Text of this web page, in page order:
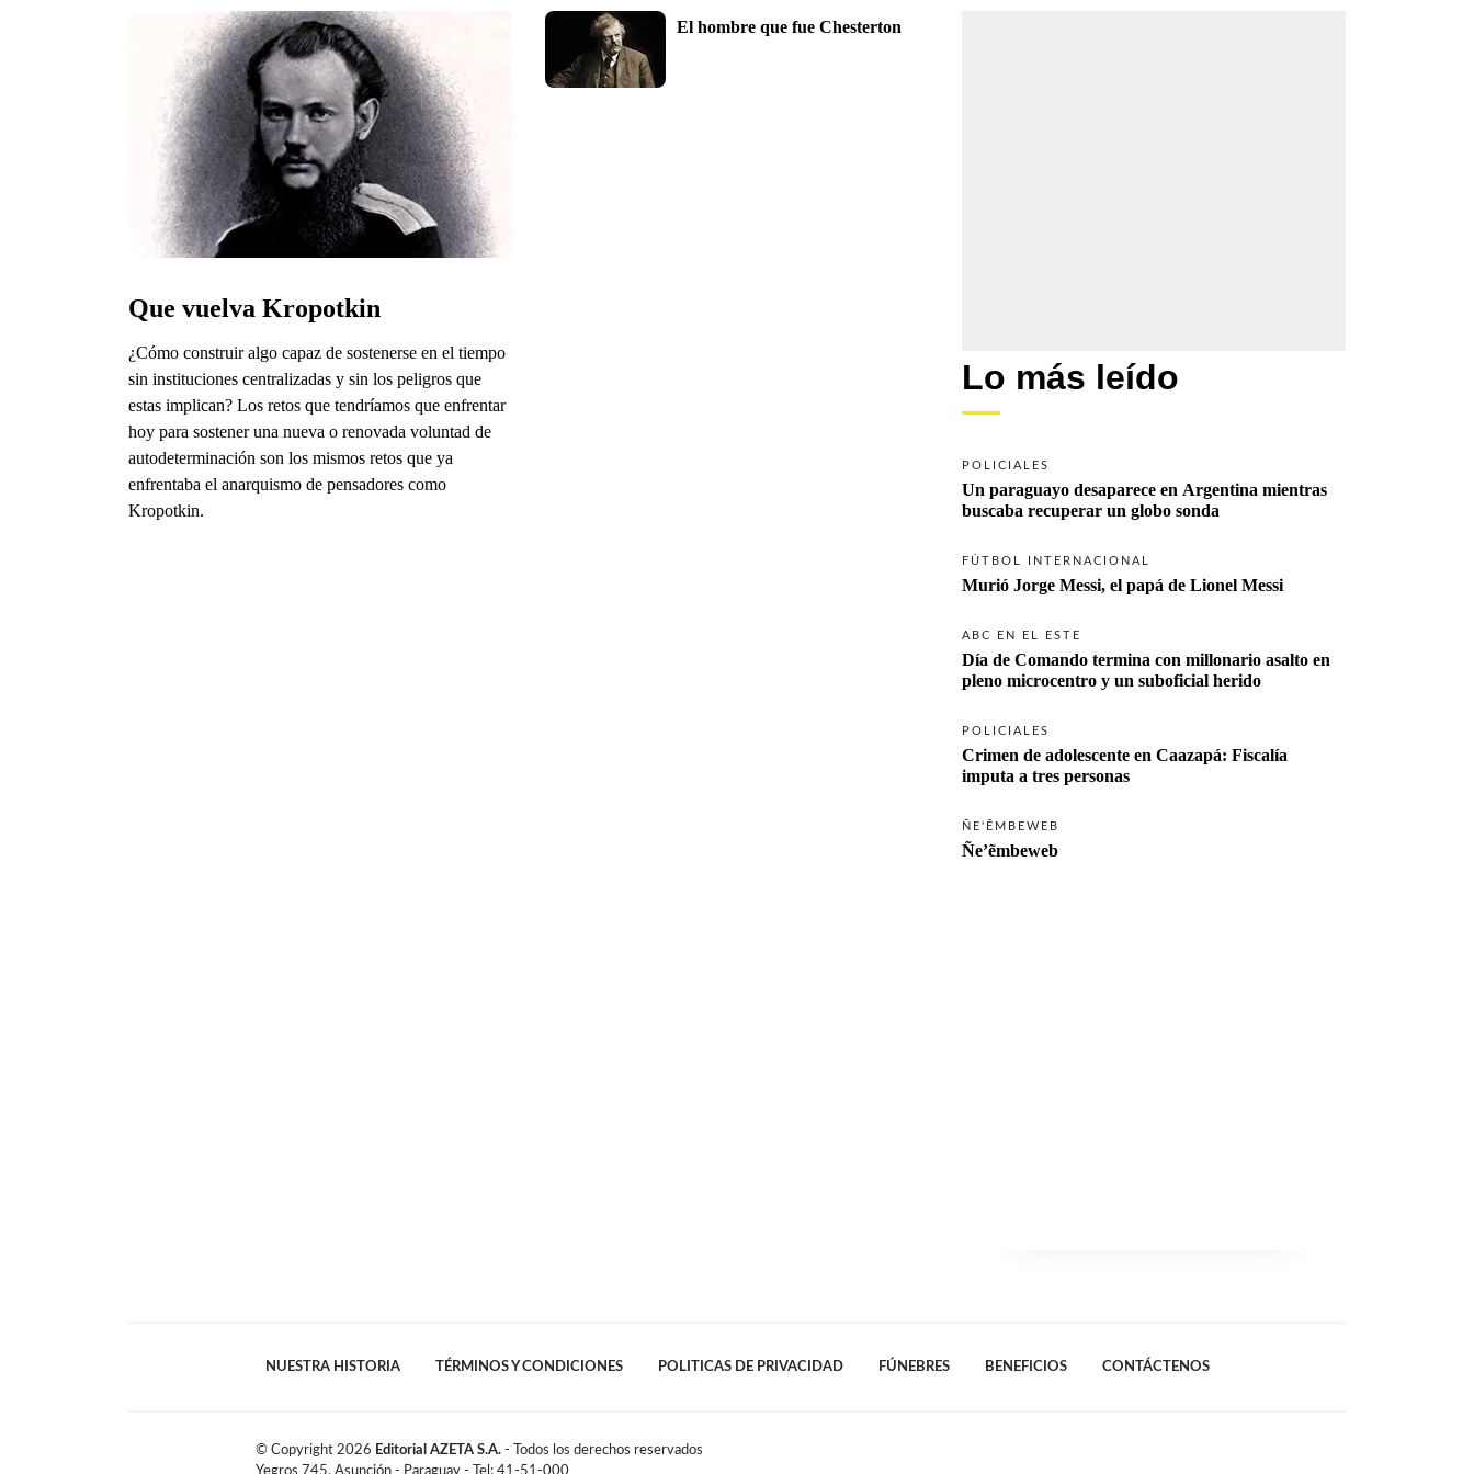
Que vuelva Kropotkin
¿Cómo construir algo capaz de sostenerse en el tiempo
sin instituciones centralizadas y sin los peligros que
estas implican? Los retos que tendríamos que enfrentar
hoy para sostener una nueva o renovada voluntad de
autodeterminación son los mismos retos que ya
enfrentaba el anarquismo de pensadores como
Kropotkin.
El hombre que fue Chesterton
Lo más leído
POLICIALES
Un paraguayo desaparece en Argentina mientras
FÚTBOL INTERNACIONAL
Murió Jorge Messi, el papá de Lionel Messi
ABC EN EL ESTE
Día de Comando termina con millonario asalto en
pleno microcentro y un suboficial herido
POLICIALES
Crimen de adolescente en Caazapá: Fiscalía
ÑE'ẼMBEWEB
Ñe’ẽmbeweb
NUESTRA HISTORIA TÉRMINOS Y CONDICIONES POLITICAS DE PRIVACIDAD FÚNEBRES BENEFICIOS CONTÁCTENOS
© Copyright 2026 Editorial AZETA S.A. - Todos los derechos reservados
Yegros 745, Asunción - Paraguay - Tel: 41-51-000